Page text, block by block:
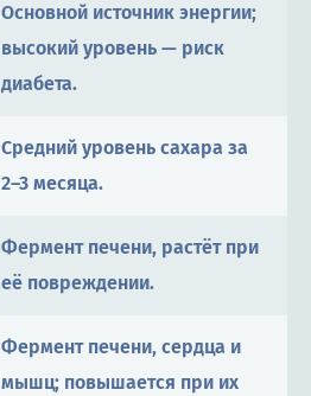
Основной источник энергии;
высокий уровень — риск
диабета.
Средний уровень сахара за
2–3 месяца.
Фермент печени, растёт при
её повреждении.
Фермент печени, сердца и
мышц; повышается при их